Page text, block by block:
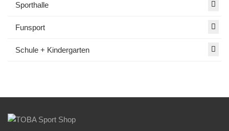
Sporthalle
Funsport
Schule + Kindergarten